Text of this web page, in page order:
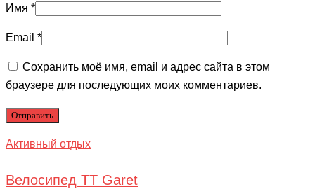
Имя *
Email *
Сохранить моё имя, email и адрес сайта в этом
браузере для последующих моих комментариев.
Активный отдых
Велосипед TT Garet